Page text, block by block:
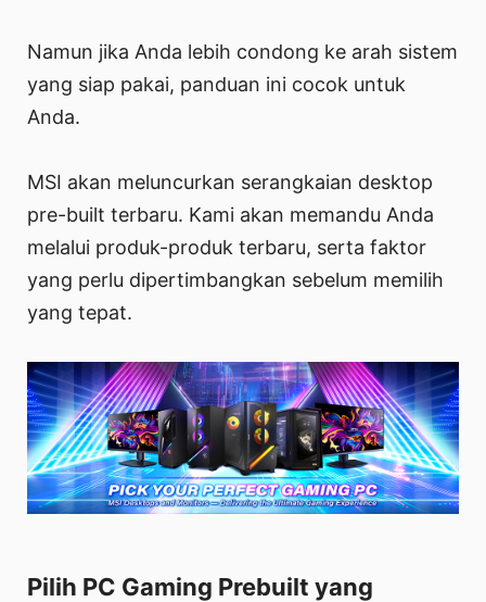
Namun jika Anda lebih condong ke arah sistem
yang siap pakai, panduan ini cocok untuk
Anda.
MSI akan meluncurkan serangkaian desktop
pre-built terbaru. Kami akan memandu Anda
melalui produk-produk terbaru, serta faktor
yang perlu dipertimbangkan sebelum memilih
yang tepat.
Pilih PC Gaming Prebuilt yang